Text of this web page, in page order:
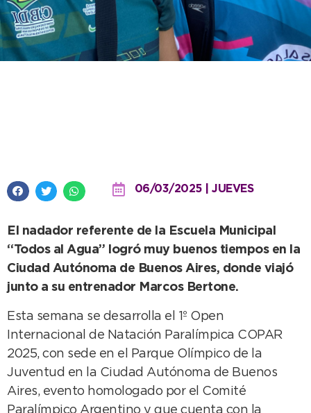
06/03/2025 | JUEVES
El nadador referente de la Escuela Municipal
“Todos al Agua” logró muy buenos tiempos en la
Ciudad Autónoma de Buenos Aires, donde viajó
junto a su entrenador Marcos Bertone.
Esta semana se desarrolla el 1º Open
Internacional de Natación Paralímpica COPAR
2025, con sede en el Parque Olímpico de la
Juventud en la Ciudad Autónoma de Buenos
Aires, evento homologado por el Comité
Paralímpico Argentino y que cuenta con la